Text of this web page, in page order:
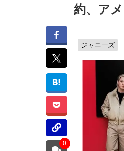
約、ア
ジャニーズ
0